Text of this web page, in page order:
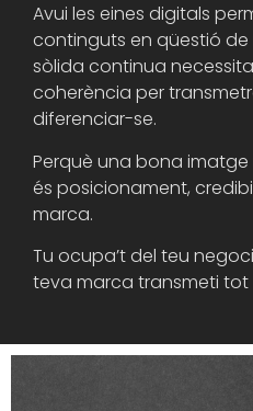
Avui les eines digitals
continguts en qüestió
sòlida continua
coherència per
diferenciar-se.
Perquè una bona imatge
és posicionament,
marca.
Tu ocupa’t del teu
teva marca transmeti tot